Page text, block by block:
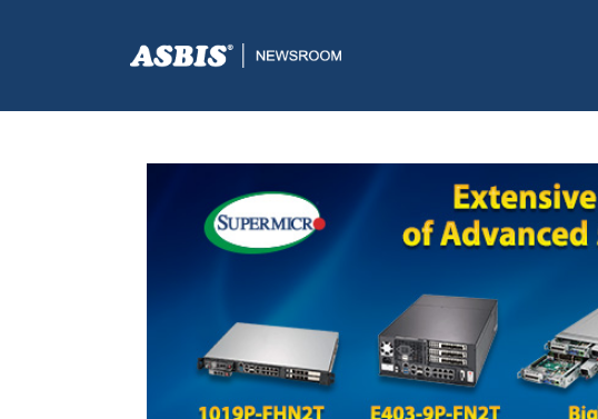
ASBIS.BA>SUPPLIERS> SUPERMICRO LANSIRAO SUSTAVE ZA 5G